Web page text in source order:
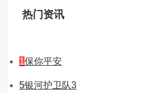
热门资讯
1保你平安
5银河护卫队3